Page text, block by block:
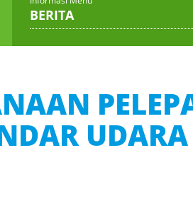
BERITA
UDARA